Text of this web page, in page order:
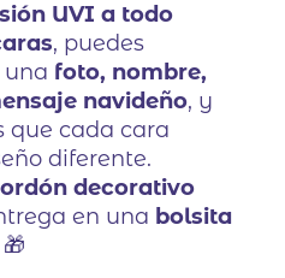
UVI a todo
, puedes
una foto, nombre,
navideño, y
que cada cara
diferente.
decorativo
en una bolsita
🎁